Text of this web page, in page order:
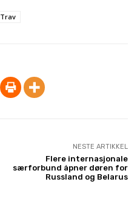
Trav
NESTE ARTIKKEL
Flere internasjonale
særforbund åpner døren for
Russland og Belarus